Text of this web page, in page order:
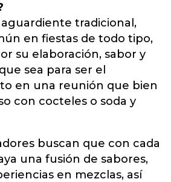
tradicional,
en fiestas de todo tipo,
su elaboración, sabor y
sea para ser el
en una reunión que bien
con cocteles o soda y
buscan que con cada
una fusión de sabores,
en mezclas, así